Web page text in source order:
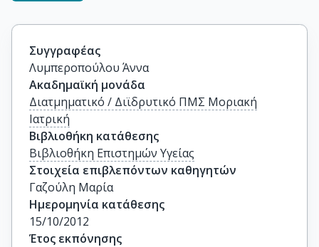
Συγγραφέας
Λυμπεροπούλου Άννα
Ακαδημαϊκή μονάδα
Διατμηματικό / Διϊδρυτικό ΠΜΣ Μοριακή
Ιατρική
Βιβλιοθήκη κατάθεσης
Βιβλιοθήκη Επιστημών Υγείας
Στοιχεία επιβλεπόντων καθηγητών
Γαζούλη Μαρία
Ημερομηνία κατάθεσης
15/10/2012
Έτος εκπόνησης